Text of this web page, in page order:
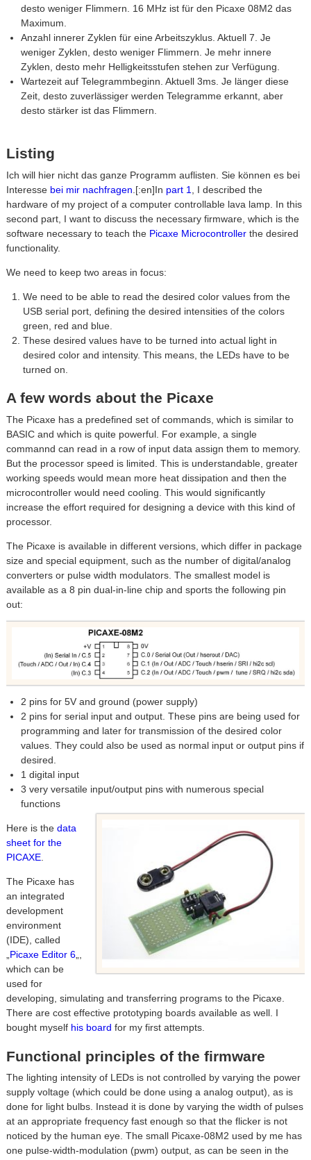
desto weniger Flimmern. 16 MHz ist für den Picaxe 08M2 das
Maximum.
Anzahl innerer Zyklen für eine Arbeitszyklus. Aktuell 7. Je
weniger Zyklen, desto weniger Flimmern. Je mehr innere
Zyklen, desto mehr Helligkeitsstufen stehen zur Verfügung.
Wartezeit auf Telegrammbeginn. Aktuell 3ms. Je länger diese
Zeit, desto zuverlässiger werden Telegramme erkannt, aber
desto stärker ist das Flimmern.
Listing
Ich will hier nicht das ganze Programm auflisten. Sie können es bei
Interesse bei mir nachfragen .[:en]In part 1
, I described the
hardware of my project of a computer controllable lava lamp. In this
second part, I want to discuss the necessary firmware, which is the
software necessary to teach the Picaxe Microcontrollerthe desired
functionality.
We need to keep two areas in focus:
We need to be able to read the desired color values from the
USB serial port, defining the desired intensities of the colors
green, red and blue.
These desired values have to be turned into actual light in
desired color and intensity. This means, the LEDs have to be
turned on.
A few words about the Picaxe
The Picaxe has a predefined set of commands, which is similar to
BASIC and which is quite powerful. For example, a single
commannd can read in a row of input data assign them to memory.
But the processor speed is limited. This is understandable, greater
working speeds would mean more heat dissipation and then the
microcontroller would need cooling. This would significantly
increase the effort required for designing a device with this kind of
processor.
The Picaxe is available in different versions, which differ in package
size and special equipment, such as the number of digital/analog
converters or pulse width modulators. The smallest model is
available as a 8 pin dual-in-line chip and sports the following pin
out:
2 pins for 5V and ground (power supply)
2 pins for serial input and output. These pins are being used for
programming and later for transmission of the desired color
values. They could also be used as normal input or output pins if
desired.
1 digital input
3 very versatile input/output pins with numerous special
functions
Here is the data
sheet for the
PICAXE.
The Picaxe has
an integrated
development
environment
(IDE), called
Picaxe Editor 6„,
which can be
used for
developing, simulating and transferring programs to the Picaxe.
There are cost effective prototyping boards available as well. I
bought myself his board for my first attempts.
Functional principles of the firmware
The lighting intensity of LEDs is not controlled by varying the power
supply voltage (which could be done using a analog output), as is
done for light bulbs. Instead it is done by varying the width of pulses
at an appropriate frequency fast enough so that the flicker is not
noticed by the human eye. The small Picaxe-08M2 used by me has
one pulse-width-modulation (pwm) output, as can be seen in the